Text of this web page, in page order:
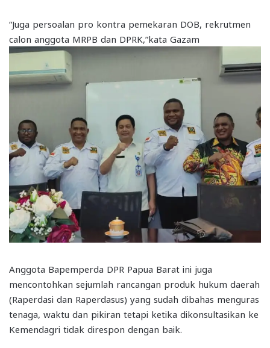
“Juga persoalan pro kontra pemekaran DOB, rekrutmen
calon anggota MRPB dan DPRK,”kata Gazam
Anggota Bapemperda DPR Papua Barat ini juga
mencontohkan sejumlah rancangan produk hukum daerah
(Raperdasi dan Raperdasus) yang sudah dibahas menguras
tenaga, waktu dan pikiran tetapi ketika dikonsultasikan ke
Kemendagri tidak direspon dengan baik.